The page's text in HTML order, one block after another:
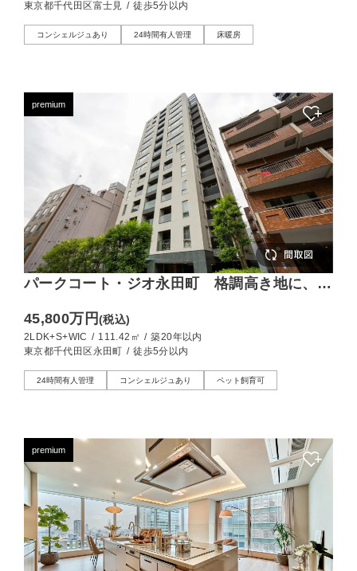
東京都千代田区富士見 / 徒歩5分以内
コンシェルジュあり 24時間有人管理 床暖房
premium
パークコート・ジオ永田町 格調高き地に、
45,800万円(税込)
2LDK+S+WIC / 111.42㎡ / 築20年以内
東京都千代田区永田町 / 徒歩5分以内
24時間有人管理 コンシェルジュあり ペット飼育可
premium